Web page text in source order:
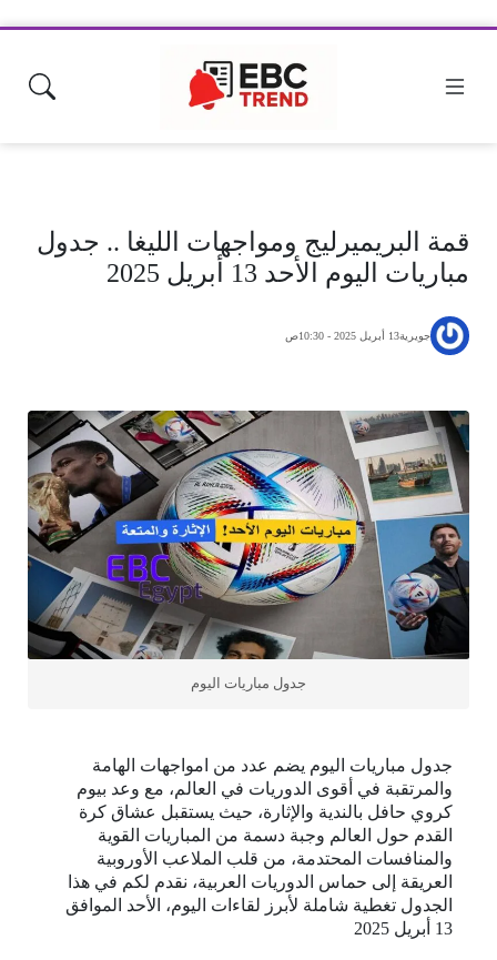
قمة البريميرليج ومواجهات الليغا .. جدول
مباريات اليوم الأحد 13 أبريل 2025
جويرية13 أبريل 2025 - 10:30ص
جدول مباريات اليوم
جدول مباريات اليوم يضم عدد من امواجهات الهامة
والمرتقبة في أقوى الدوريات في العالم، مع وعد بيوم
كروي حافل بالندية والإثارة، حيث يستقبل عشاق كرة
القدم حول العالم وجبة دسمة من المباريات القوية
والمنافسات المحتدمة، من قلب الملاعب الأوروبية
العريقة إلى حماس الدوريات العربية، نقدم لكم في هذا
الجدول تغطية شاملة لأبرز لقاءات اليوم، الأحد الموافق
13 أبريل 2025